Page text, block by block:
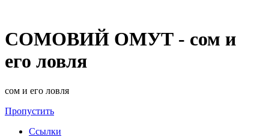
СОМОВИЙ ОМУТ - сом и
его ловля
сом и его ловля
Пропустить
Ссылки